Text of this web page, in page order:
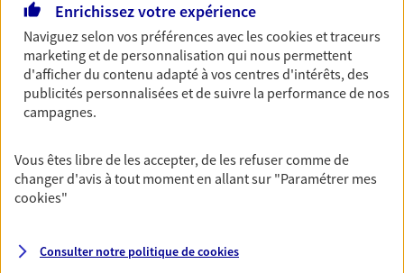
OBTENIR UN TARIF EN LIGNE
Multirisque Entreprise
Gagnez en simplicité et en sérénité avec votre
unique pour protéger vos locaux, matériels pro,
équipements et stocks… sans oublier votre
responsabilité civile.
DEMANDER UN DEVIS
Enrichissez votre expérience
Naviguez selon vos préférences avec lescookies et traceurs
marketing et de personnalisation qui nous permettent
d'afficher du contenu adapté à vos centres d'intérêts, des
publicités personnalisées et de suivre la performance de nos
campagnes.
Vous êtes libre de les accepter, de les refuser comme de
changer d'avis à tout moment en allant sur "Paramétrer mes
cookies"
Consulter notre politique decookies